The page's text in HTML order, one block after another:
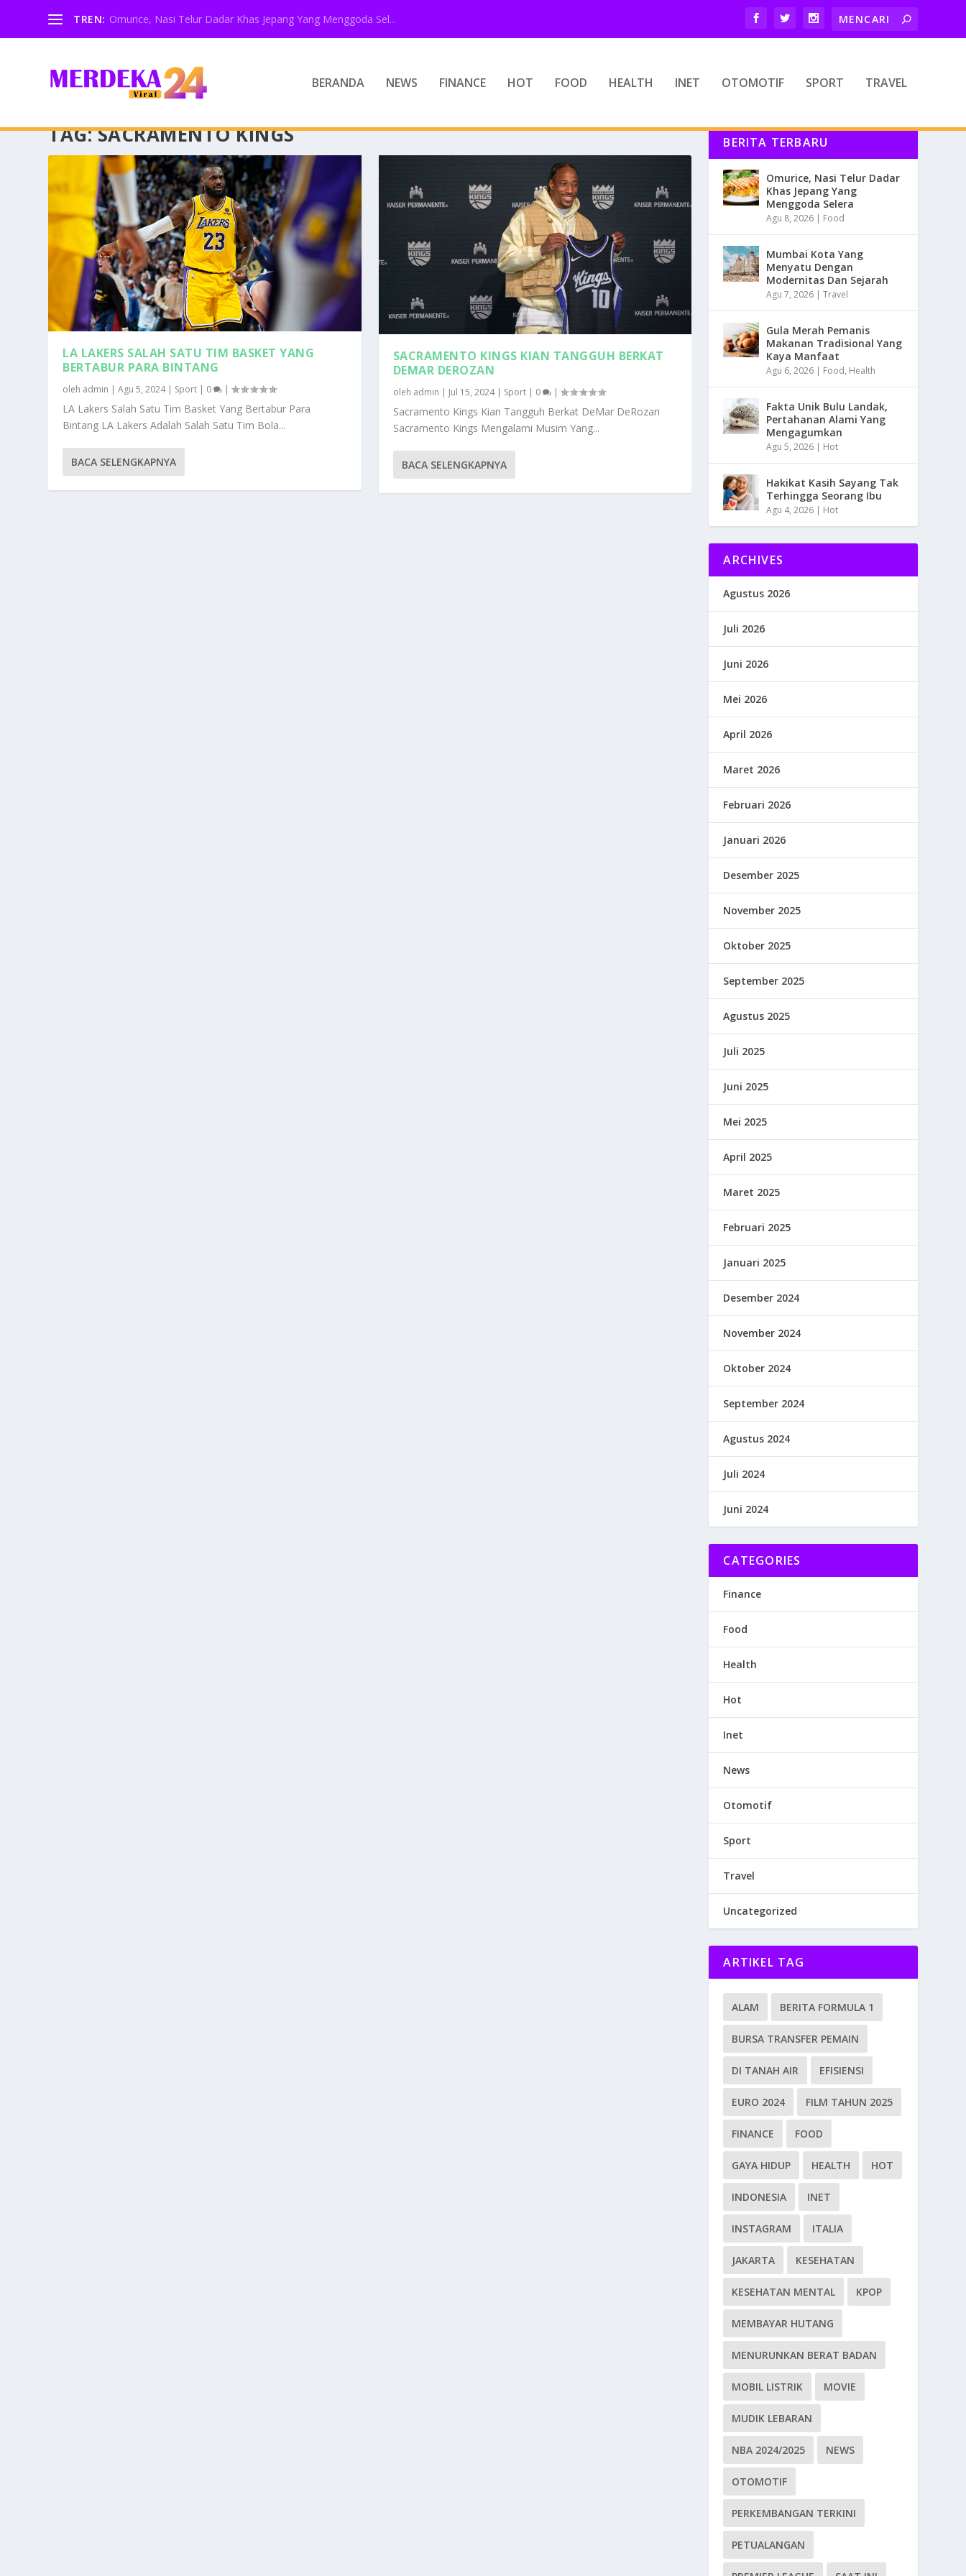
TREN: Omurice, Nasi Telur Dadar Khas Jepang Yang Menggoda Sel...
BERANDA NEWS FINANCE HOT FOOD HEALTH INET OTOMOTIF SPORT TRAVEL
TAG:SACRAMENTO KINGS
LA LAKERS SALAH SATU TIM BASKET YANG
BERTABUR PARA BINTANG
oleh admin |Agu 5, 2024| Sport | 0 |
LA Lakers Salah Satu Tim Basket Yang Bertabur Para
Bintang LA Lakers Adalah Salah Satu Tim Bola...
BACA SELENGKAPNYA
SACRAMENTO KINGS KIAN TANGGUH BERKAT
DEMAR DEROZAN
oleh admin | Jul 15, 2024| Sport| 0 |
Sacramento Kings Kian Tangguh Berkat DeMar DeRozan
Sacramento Kings Mengalami Musim Yang...
BACA SELENGKAPNYA
BERITA TERBARU
Omurice, Nasi Telur Dadar
Khas Jepang Yang
Menggoda Selera
Agu 8, 2026 | Food
Mumbai Kota Yang
Menyatu Dengan
Modernitas Dan Sejarah
Agu 7, 2026 |Travel
Gula Merah Pemanis
Makanan Tradisional Yang
Kaya Manfaat
Agu 6, 2026 | Food, Health
Fakta Unik Bulu Landak,
Pertahanan Alami Yang
Mengagumkan
Agu 5, 2026 | Hot
Hakikat Kasih Sayang Tak
Terhingga Seorang Ibu
Agu 4, 2026 | Hot
ARCHIVES
Agustus 2026
Juli 2026
Juni 2026
Mei 2026
April 2026
Maret 2026
Februari 2026
Januari 2026
Desember 2025
November 2025
Oktober 2025
September 2025
Agustus 2025
Juli 2025
Juni 2025
Mei 2025
April 2025
Maret 2025
Februari 2025
Januari 2025
Desember 2024
November 2024
Oktober 2024
September 2024
Agustus 2024
Juli 2024
Juni 2024
CATEGORIES
Finance
Food
Health
Hot
Inet
News
Otomotif
Sport
Travel
Uncategorized
ARTIKEL TAG
ALAM BERITA FORMULA 1
BURSA TRANSFER PEMAIN
DI TANAH AIR EFISIENSI
EURO 2024 FILM TAHUN 2025
FINANCE FOOD
GAYA HIDUP HEALTH HOT
INDONESIA INET
INSTAGRAM ITALIA
JAKARTA KESEHATAN
KESEHATAN MENTAL KPOP
MEMBAYAR HUTANG
MENURUNKAN BERAT BADAN
MOBIL LISTRIK MOVIE
MUDIK LEBARAN
NBA 2024/2025 NEWS
OTOMOTIF
PERKEMBANGAN TERKINI
PETUALANGAN